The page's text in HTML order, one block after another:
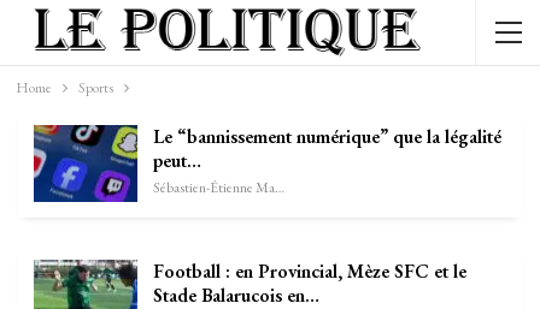
Home Sports
Le “bannissement numérique” que la légalité
peut…
Sébastien-Étienne Marechal
Football : en Provincial, Mèze SFC et le
Stade Balarucois en…